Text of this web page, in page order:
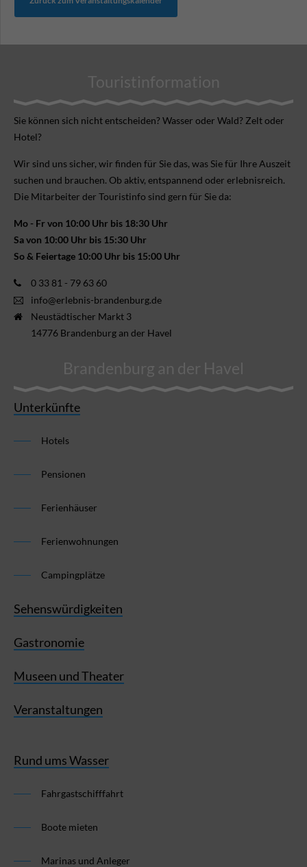
Touristinformation
Sie können sich nicht ent­scheiden? Wasser oder Wald? Zelt oder
Hotel?
Wir sind uns sicher, wir finden für Sie das, was Sie für Ihre Aus­zeit
suchen und brauchen. Ob aktiv, ent­spannend oder erlebnis­reich.
Die Mitarbeiter der Touristinfo sind gern für Sie da:
Mo - Fr von 10:00 Uhr bis 18:30 Uhr
Sa von 10:00 Uhr bis 15:30 Uhr
So & Feiertage 10:00 Uhr bis 15:00 Uhr
0 33 81 - 79 63 60
info@erlebnis-brandenburg.de
Neustädtischer Markt 3
14776 Brandenburg an der Havel
Brandenburg an der Havel
Unterkünfte
Hotels
Pensionen
Ferienhäuser
Ferienwohnungen
Campingplätze
Sehenswürdigkeiten
Gastronomie
Museen und Theater
Veranstaltungen
Rund ums Wasser
Fahrgastschifffahrt
Boote mieten
Marinas und Anleger